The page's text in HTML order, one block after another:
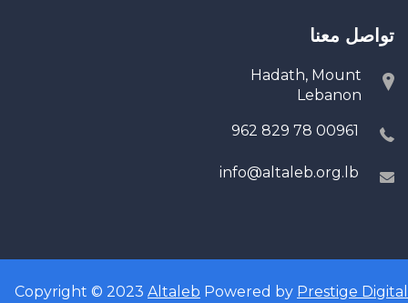
تواصل معنا
Hadath, Mount
Lebanon
00961 78 829 962
info@altaleb.org.lb
Copyright © 2023 Altaleb Powered by Prestige Digital